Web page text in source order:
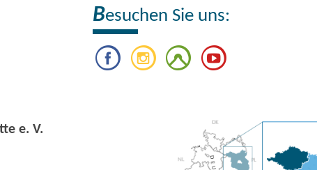
Besuchen Sie uns:
e. V.